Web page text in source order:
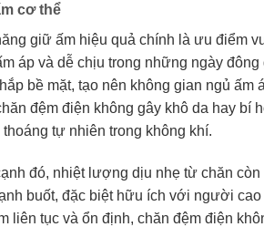
cơ thể
giữ ấm hiệu quả chính là ưu điểm
áp và dễ chịu trong những ngày
bề mặt, tạo nên không gian ngủ
đệm điện không gây khô da hay bí
thoáng tự nhiên trong không khí.
đó, nhiệt lượng dịu nhẹ từ chăn
buốt, đặc biệt hữu ích với người
liên tục và ổn định, chăn đệm điện